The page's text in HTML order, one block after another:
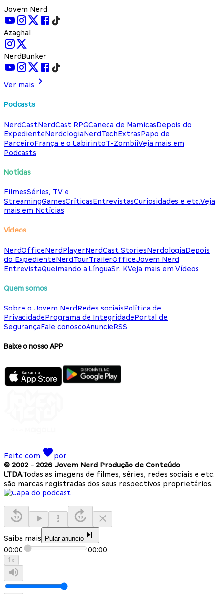
Jovem Nerd
Azaghal
NerdBunker
Ver mais
Podcasts
NerdCastNerdCast RPGCaneca de MamicasDepois do
ExpedienteNerdologiaNerdTechExtrasPapo de
ParceiroFrança e o LabirintoT-ZombiiVeja mais em
Podcasts
Notícias
FilmesSéries, TV e
StreamingGamesCríticasEntrevistasCuriosidades e etc.Veja
mais em Notícias
Vídeos
NerdOfficeNerdPlayerNerdCast StoriesNerdologiaDepois
do ExpedienteNerdTourTrailerOfficeJovem Nerd
EntrevistaQueimando a LínguaSr. KVeja mais em Vídeos
Quem somos
Sobre o Jovem NerdRedes sociaisPolítica de
PrivacidadePrograma de IntegridadePortal de
SegurançaFale conoscoAnuncieRSS
Baixe o nosso APP
Feito com
por
© 2002 - 2026 Jovem Nerd Produção de Conteúdo
LTDA.Todas as imagens de filmes, séries, redes sociais e etc.
são marcas registradas dos seus respectivos proprietários.
Saiba mais Pular anuncio
00:00 00:00
1x